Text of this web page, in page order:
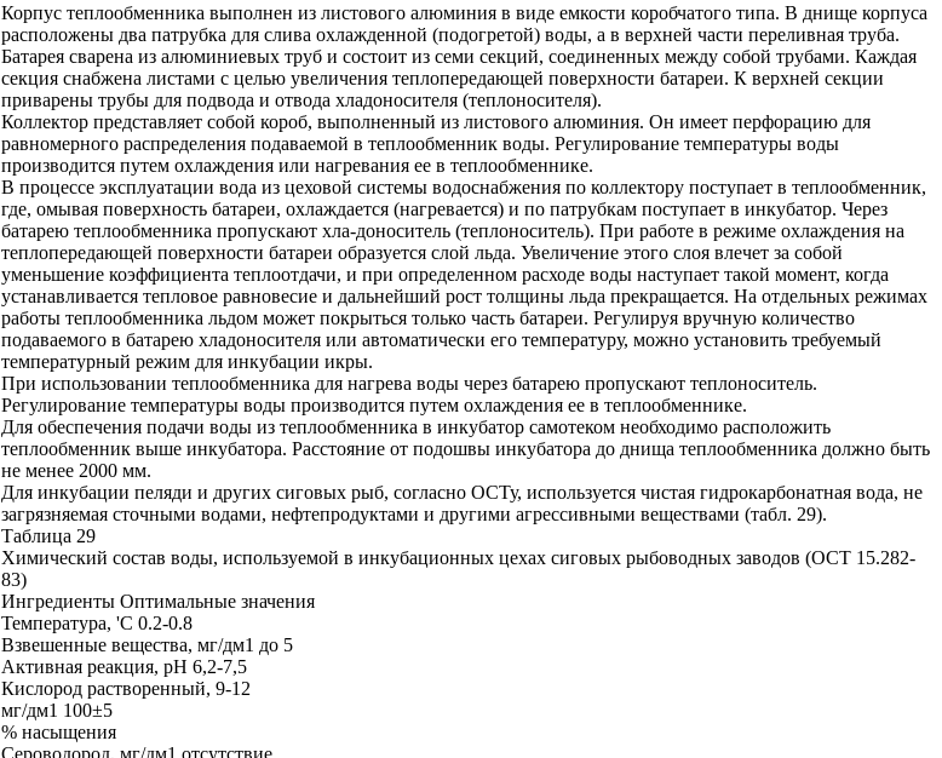
Корпус теплообменника выполнен из листового алюминия в виде емкости коробчатого типа. В днище корпуса
расположены два патрубка для слива охлажденной (подогретой) воды, а в верхней части переливная труба.
Батарея сварена из алюминиевых труб и состоит из семи секций, соединенных между собой трубами. Каждая
секция снабжена листами с целью увеличения теплопередающей поверхности батареи. К верхней секции
приварены трубы для подвода и отвода хладоносителя (теплоносителя).
Коллектор представляет собой короб, выполненный из листового алюминия. Он имеет перфорацию для
равномерного распределения подаваемой в теплообменник воды. Регулирование температуры воды
производится путем охлаждения или нагревания ее в теплообменнике.
В процессе эксплуатации вода из цеховой системы водоснабжения по коллектору поступает в теплообменник,
где, омывая поверхность батареи, охлаждается (нагревается) и по патрубкам поступает в инкубатор. Через
батарею теплообменника пропускают хла-доноситель (теплоноситель). При работе в режиме охлаждения на
теплопередающей поверхности батареи образуется слой льда. Увеличение этого слоя влечет за собой
уменьшение коэффициента теплоотдачи, и при определенном расходе воды наступает такой момент, когда
устанавливается тепловое равновесие и дальнейший рост толщины льда прекращается. На отдельных режимах
работы теплообменника льдом может покрыться только часть батареи. Регулируя вручную количество
подаваемого в батарею хладоносителя или автоматически его температуру, можно установить требуемый
температурный режим для инкубации икры.
При использовании теплообменника для нагрева воды через батарею пропускают теплоноситель.
Регулирование температуры воды производится путем охлаждения ее в теплообменнике.
Для обеспечения подачи воды из теплообменника в инкубатор самотеком необходимо расположить
теплообменник выше инкубатора. Расстояние от подошвы инкубатора до днища теплообменника должно быть
не менее 2000 мм.
Для инкубации пеляди и других сиговых рыб, согласно ОСТу, используется чистая гидрокарбонатная вода, не
загрязняемая сточными водами, нефтепродуктами и другими агрессивными веществами (табл. 29).
Таблица 29
Химический состав воды, используемой в инкубационных цехах сиговых рыбоводных заводов (ОСТ 15.282-
83)
Ингредиенты Оптимальные значения
Температура, 'С 0.2-0.8
Взвешенные вещества, мг/дм1 до 5
Активная реакция, pH 6,2-7,5
Кислород растворенный, 9-12
мг/дм1 100±5
% насыщения
Сероводород, мг/дм1 отсутствие